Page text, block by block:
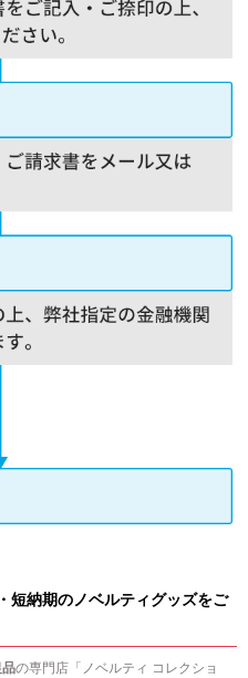
短納期のノベルティグッズをご
の専門店「ノベルティ コレクショ